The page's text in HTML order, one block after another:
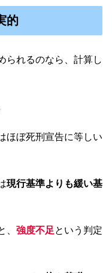
的
られるのなら、計算し
ほぼ死刑宣告に等しい
現行基準よりも緩い基
、 強度不足という判定